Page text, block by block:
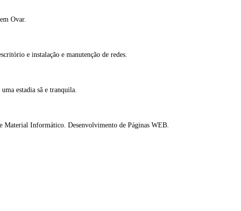
Ovar.
e instalação e manutenção de redes.
estadia sã e tranquila.
Material Informático. Desenvolvimento de Páginas WEB.